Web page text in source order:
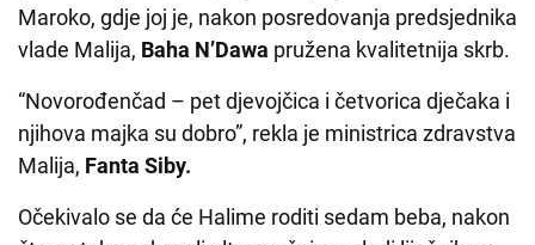
Maroko, gdje joj je, nakon posredovanja predsjednika
vlade Malija, Baha N’Dawa pružena kvalitetnija skrb.
“Novorođenčad – pet djevojčica i četvorica dječaka i
njihova majka su dobro”, rekla je ministrica zdravstva
Malija, Fanta Siby.
Očekivalo se da će Halime roditi sedam beba, nakon